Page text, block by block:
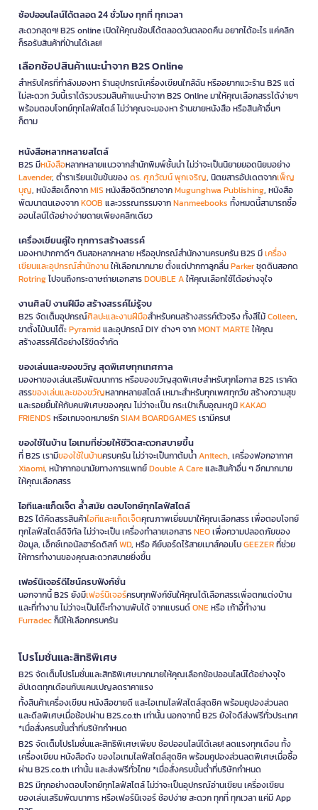
ช้อปออนไลน์ได้ตลอด 24 ชั่วโมง ทุกที่ ทุกเวลา
สะดวกสุดๆ! B2S online เปิดให้คุณช้อปได้ตลอดวันตลอดคืน อยากได้อะไร แค่คลิก
ก็รอรับสินค้าที่บ้านได้เลย!
เลือกช้อปสินค้าแนะนำจาก B2S Online
สำหรับใครที่กำลังมองหา ร้านอุปกรณ์เครื่องเขียนใกล้ฉัน หรืออยากแวะร้าน B2S แต่
ไม่สะดวก วันนี้เราได้รวบรวมสินค้าแนะนำจาก B2S Online มาให้คุณเลือกสรรได้ง่ายๆ
พร้อมตอบโจทย์ทุกไลฟ์สไตล์ ไม่ว่าคุณจะมองหา ร้านขายหนังสือ หรือสินค้าอื่นๆ
ก็ตาม
หนังสือหลากหลายสไตล์
B2S มีหนังสือหลากหลายแนวจากสำนักพิมพ์ชั้นนำ ไม่ว่าจะเป็นนิยายยอดนิยมอย่าง
Lavender, ตำราเรียนเข้มข้นของดร. ศุภวัฒน์ พุกเจริญ, นิตยสารอัปเดตจากเพ็ญ
บุญ, หนังสือเด็กจากMIS หนังสือจิตวิทยาจากMugunghwa Publishing, หนังสือ
พัฒนาตนเองจากKOOB และวรรณกรรมจากNanmeebooks ทั้งหมดนี้สามารถซื้อ
ออนไลน์ได้อย่างง่ายดายเพียงคลิกเดียว
เครื่องเขียนคู่ใจ ทุกการสร้างสรรค์
มองหาปากกาดีๆ ดินสอหลากหลาย หรืออุปกรณ์สำนักงานครบครัน B2S มีเครื่อง
เขียนและอุปกรณ์สำนักงานให้เลือกมากมาย ตั้งแต่ปากกาลูกลื่นParkerชุดดินสอกด
Rotringไปจนถึงกระดาษถ่ายเอกสารDOUBLE Aให้คุณเลือกใช้ได้อย่างจุใจ
งานศิลป์ งานฝีมือ สร้างสรรค์ไม่รู้จบ
B2S จัดเต็มอุปกรณ์ศิลปะและงานฝีมือสำหรับคนสร้างสรรค์ตัวจริง ทั้งสีไม้Colleen,
ขาตั้งไม้บนโต๊ะPyramidและอุปกรณ์ DIY ต่างๆ จากMONT MARTEให้คุณ
สร้างสรรค์ได้อย่างไร้ขีดจำกัด
ของเล่นและของขวัญ สุดพิเศษทุกเทศกาล
มองหาของเล่นเสริมพัฒนาการ หรือของขวัญสุดพิเศษสำหรับทุกโอกาส B2S เราคัด
สรรของเล่นและของขวัญหลากหลายสไตล์ เหมาะสำหรับทุกเพศทุกวัย สร้างความสุข
และรอยยิ้มให้กับคนพิเศษของคุณ ไม่ว่าจะเป็น กระเป๋าเก็บอุณหภูมิKAKAO
FRIENDS หรือเกมจดหมายรักSIAM BOARDGAMES เรามีครบ!
ของใช้ในบ้าน ไอเทมที่ช่วยให้ชีวิตสะดวกสบายขึ้น
ที่ B2S เรามีของใช้ในบ้านครบครัน ไม่ว่าจะเป็นกาต้มน้ำAnitech, เครื่องฟอกอากาศ
Xiaomi, หน้ากากอนามัยทางการแพทย์Double A Careและสินค้าอื่น ๆ อีกมากมาย
ให้คุณเลือกสรร
ไอทีและแก็ดเจ็ต ล้ำสมัย ตอบโจทย์ทุกไลฟ์สไตล์
B2S ได้คัดสรรสินค้าไอทีและแก็ดเจ็ตคุณภาพเยี่ยมมาให้คุณเลือกสรร เพื่อตอบโจทย์
ทุกไลฟ์สไตล์ดิจิทัล ไม่ว่าจะเป็น เครื่องทำลายเอกสารNEOเพื่อความปลอดภัยของ
ข้อมูล, เอ็กซ์เทอนัลฮาร์ดดิสก์WD, หรือ คีย์บอร์ดไร้สายเมาส์คอมโบGEEZERที่ช่วย
ให้การทำงานของคุณสะดวกสบายยิ่งขึ้น
เฟอร์นิเจอร์ดีไซน์ครบฟังก์ชั่น
นอกจากนี้ B2S ยังมีเฟอร์นิเจอร์ครบทุกฟังก์ชันให้คุณได้เลือกสรรเพื่อตกแต่งบ้าน
และที่ทำงาน ไม่ว่าจะเป็นโต๊ะทำงานพับได้ จากแบรนด์ONEหรือ เก้าอี้ทำงาน
Furradecก็มีให้เลือกครบครัน
โปรโมชั่นและสิทธิพิเศษ
B2S จัดเต็มโปรโมชั่นและสิทธิพิเศษมากมายให้คุณเลือกช้อปออนไลน์ได้อย่างจุใจ
อัปเดตทุกเดือนกับแคมเปญลดราคาแรง
ทั้งสินค้าเครื่องเขียน หนังสือขายดี และไอเทมไลฟ์สไตล์สุดชิค พร้อมคูปองส่วนลด
และดีลพิเศษเมื่อช้อปผ่าน B2S.co.th เท่านั้น นอกจากนี้ B2S ยังใจดีส่งฟรีทั่วประเทศ
*เมื่อสั่งครบขั้นต่ำที่บริษัทกำหนด
B2S จัดเต็มโปรโมชั่นและสิทธิพิเศษเพียบ ช้อปออนไลน์ได้เลย! ลดแรงทุกเดือน ทั้ง
เครื่องเขียน หนังสือดัง ของไอเทมไลฟ์สไตล์สุดชิค พร้อมคูปองส่วนลดพิเศษเมื่อซื้อ
ผ่าน B2S.co.th เท่านั้น และส่งฟรีทั่วไทย *เมื่อสั่งครบขั้นต่ำที่บริษัทกำหนด
B2S มีทุกอย่างตอบโจทย์ทุกไลฟ์สไตล์ ไม่ว่าจะเป็นอุปกรณ์อ่านเขียน เครื่องเขียน
ของเล่นเสริมพัฒนาการ หรือเฟอร์นิเจอร์ ช้อปง่าย สะดวก ทุกที่ ทุกเวลา แค่มี App